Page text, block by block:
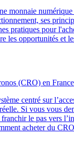
monnaie
ses
pratiques pour
les opportunités et
(CRO) en France
centré sur
Si vous vous
le pas vers
acheter du